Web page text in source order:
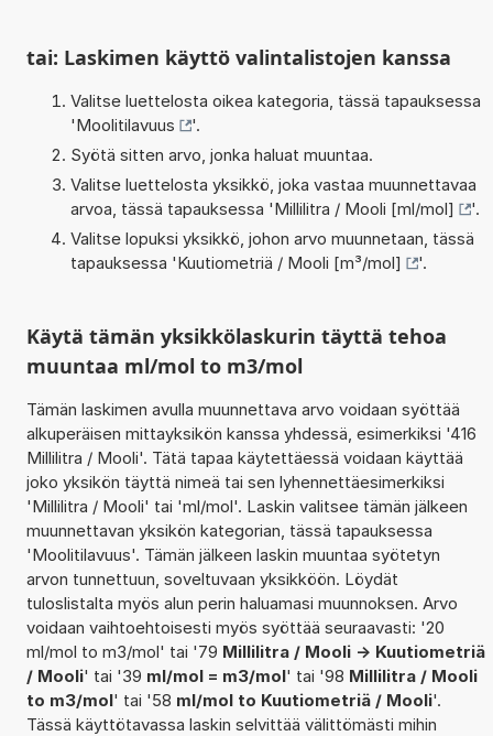
tai: Laskimen käyttö valintalistojen kanssa
Valitse luettelosta oikea kategoria, tässä tapauksessa
'Moolitilavuus
'.
Syötä sitten arvo, jonka haluat muuntaa.
Valitse luettelosta yksikkö, joka vastaa muunnettavaa
arvoa, tässä tapauksessa 'Millilitra / Mooli [ml/mol]
'.
Valitse lopuksi yksikkö, johon arvo muunnetaan, tässä
tapauksessa 'Kuutiometriä / Mooli [m³/mol] '.
Käytä tämän yksikkölaskurin täyttä tehoa
muuntaa ml/mol to m3/mol
Tämän laskimen avulla muunnettava arvo voidaan syöttää
alkuperäisen mittayksikön kanssa yhdessä, esimerkiksi '416
Millilitra / Mooli'. Tätä tapaa käytettäessä voidaan käyttää
joko yksikön täyttä nimeä tai sen lyhennettäesimerkiksi
'Millilitra / Mooli' tai 'ml/mol'. Laskin valitsee tämän jälkeen
muunnettavan yksikön kategorian, tässä tapauksessa
'Moolitilavuus'. Tämän jälkeen laskin muuntaa syötetyn
arvon tunnettuun, soveltuvaan yksikköön. Löydät
tuloslistalta myös alun perin haluamasi muunnoksen. Arvo
voidaan vaihtoehtoisesti myös syöttää seuraavasti: '20
ml/mol to m3/mol' tai '79 Millilitra / Mooli -> Kuutiometriä
/ Mooli' tai '39 ml/mol = m3/mol' tai '98 Millilitra / Mooli
to m3/mol' tai '58 ml/mol to Kuutiometriä / Mooli'.
Tässä käyttötavassa laskin selvittää välittömästi mihin